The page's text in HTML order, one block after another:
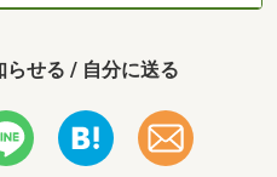
らせる / 自分に送る